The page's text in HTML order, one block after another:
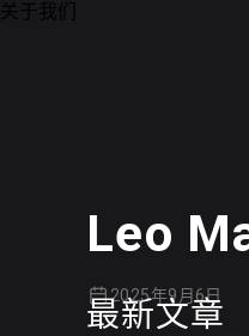
关于我们
Leo
2025年9月6日
最新文章